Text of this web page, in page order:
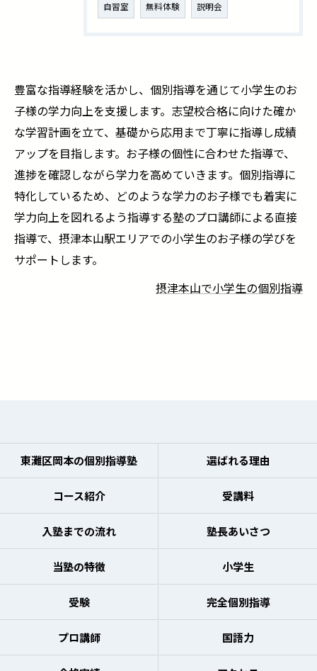
自習室 無料体験 説明会
豊富な指導経験を活かし、個別指導を通じて小学生のお
子様の学力向上を支援します。志望校合格に向けた確か
な学習計画を立て、基礎から応用まで丁寧に指導し成績
アップを目指します。お子様の個性に合わせた指導で、
進捗を確認しながら学力を高めていきます。個別指導に
特化しているため、どのような学力のお子様でも着実に
学力向上を図れるよう指導する塾のプロ講師による直接
指導で、摂津本山駅エリアでの小学生のお子様の学びを
サポートします。
摂津本山で小学生の個別指導
東灘区岡本の個別指導塾 選ばれる理由
コース紹介 受講料
入塾までの流れ 塾長あいさつ
当塾の特徴 小学生
受験 完全個別指導
プロ講師 国語力